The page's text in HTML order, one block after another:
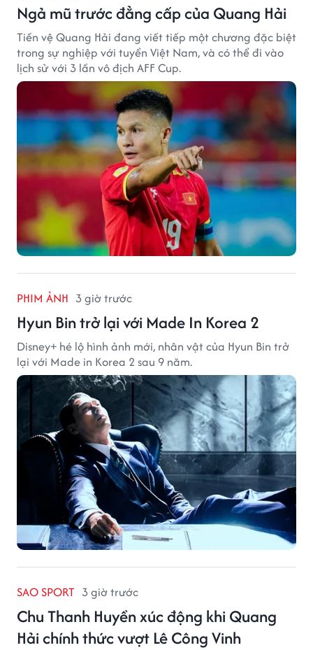
Ngả mũ trước đẳng cấp của Quang Hải
Tiền vệ Quang Hải đang viết tiếp một chương đặc biệt
trong sự nghiệp với tuyển Việt Nam, và có thể đi vào
lịch sử với 3 lần vô địch AFF Cup.
PHIM ẢNH 3 giờ trước
Hyun Bin trở lại với Made In Korea 2
Disney+ hé lộ hình ảnh mới, nhân vật của Hyun Bin trở
lại với Made in Korea 2 sau 9 năm.
SAO SPORT 3 giờ trước
Chu Thanh Huyền xúc động khi Quang
Hải chính thức vượt Lê Công Vinh